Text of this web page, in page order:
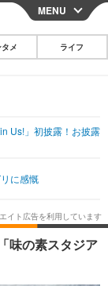
CLOSE
その他
・ドラマ
国・芸能
スポーツ
グルメ
ッピング
MENU
タメ ライフ
Us!」初披露！お披露
に感慨
味の素スタジア